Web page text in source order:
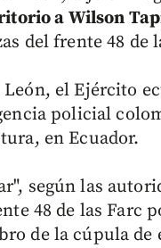
a Wilson
del frente 48 de
León, el Ejército
policial
en Ecuador.
según las
48 de las Farc
de la cúpula de